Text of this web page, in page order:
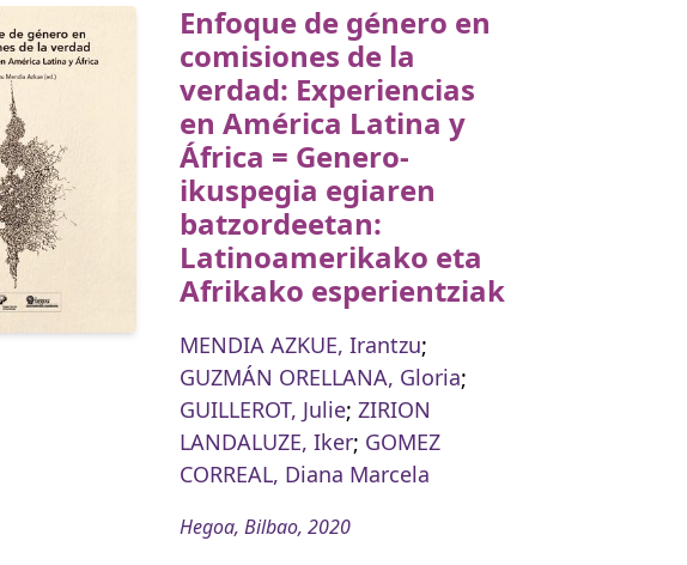
Enfoque de género en
comisiones de la
verdad: Experiencias
en América Latina y
África = Genero-
ikuspegia egiaren
batzordeetan:
Latinoamerikako eta
Afrikako esperientziak
MENDIA AZKUE, Irantzu;
GUZMÁN ORELLANA, Gloria;
GUILLEROT, Julie; ZIRION
LANDALUZE, Iker; GOMEZ
CORREAL, Diana Marcela
Hegoa, Bilbao, 2020